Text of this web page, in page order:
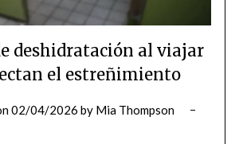
deshidratación al viajar
el estreñimiento
02/04/2026 by Mia Thompson